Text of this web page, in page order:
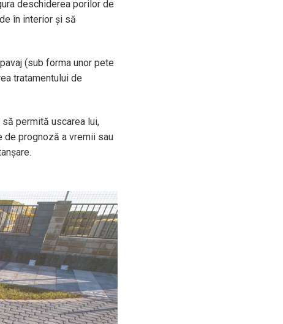
deschiderea porilor de
în interior și să
(sub forma unor pete
tratamentului de
permită uscarea lui,
de prognoză a vremii sau